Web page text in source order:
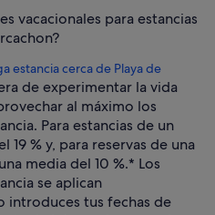
vacacionales para estancias
estancia cerca de Playa de
de experimentar la vida
al máximo los
Para estancias de un
19 % y, para reservas de una
media del 10 %.* Los
se aplican
introduces tus fechas de